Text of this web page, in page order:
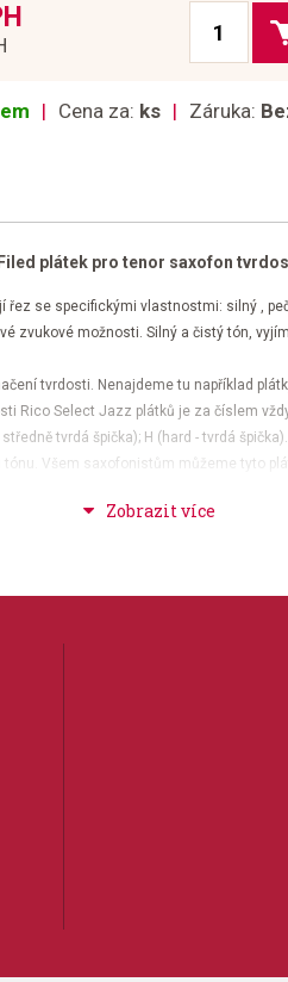
Cena za: ks Záruka:
plátek pro tenor saxofon
řez se specifickými vlastnostmi: silný ,
zvukové možnosti. Silný a čistý tón,
tvrdosti. Nenajdeme tu například
Rico Select Jazz plátků je za číslem
tvrdá špička); H (hard - tvrdá
tónu. Všem saxofonistům můžeme tyto
životnost